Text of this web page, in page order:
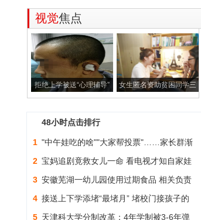
视觉焦点
拒绝上学被送“心理辅导”
不吃冬
女生匿名资助贫困同学三
年 缴费系
48小时点击排行
1 "中午娃吃的啥""大家帮投票"……家长群渐
渐
2 宝妈追剧竟救女儿一命 看电视才知自家娃
是
3 安徽芜湖一幼儿园使用过期食品 相关负责
人
4 接送上下学添堵“最堵月” 堵校门接孩子的
5 天津科大学分制改革：4年学制被3-6年弹